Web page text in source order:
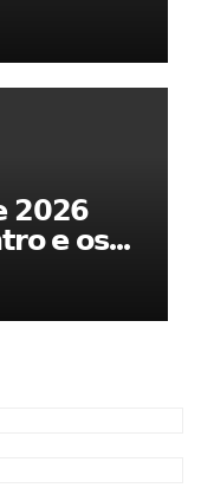
𝟮𝟬𝟮𝟲
𝗲 𝗼𝘀